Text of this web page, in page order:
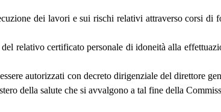
dei lavori e sui rischi relativi attraverso corsi
relativo certificato personale di idoneità alla
autorizzati con decreto dirigenziale del direttore
della salute che si avvalgono a tal fine della